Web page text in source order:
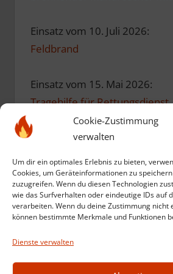
Cookie-Zustimmung
verwalten
Um dir ein optimales Erlebnis zu bieten,
Cookies, um Geräteinformationen zu
zuzugreifen. Wenn du diesen Technologien
wie das Surfverhalten oder eindeutige IDs auf
verarbeiten. Wenn du deine Zustimmung nicht
können bestimmte Merkmale und Funktionen
Dienste verwalten
Einsatz vom 10. Juli 2026:
Feldbrand
Einsatz vom 15. Mai 2026:
Tragehilfe für Rettungsdienst
Einsatz vom 10. Mai 2026:
Einsatz vom 12. März 2026:
Kompost in Brand